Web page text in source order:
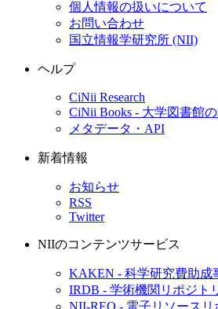
個人情報の扱いについて
お問い合わせ
国立情報学研究所 (NII)
ヘルプ
CiNii Research
CiNii Books - 大学図書館
メタデータ・API
新着情報
お知らせ
RSS
Twitter
NIIのコンテンツサービス
KAKEN - 科学研究費助成
IRDB - 学術機関リポジト